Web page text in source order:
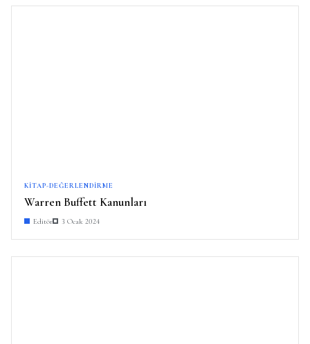
KITAP-DEĞERLENDIRME
Warren Buffett Kanunları
Editör 3 Ocak 2024